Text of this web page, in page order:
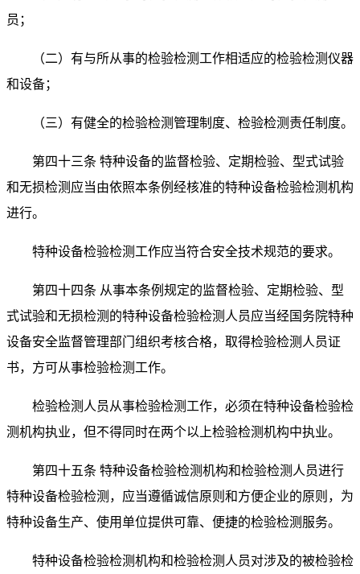
员；
（二）有与所从事的检验检测工作相适应的检验检测仪器
和设备；
（三）有健全的检验检测管理制度、检验检测责任制度。
第四十三条 特种设备的监督检验、定期检验、型式试验
和无损检测应当由依照本条例经核准的特种设备检验检测机构
进行。
特种设备检验检测工作应当符合安全技术规范的要求。
第四十四条 从事本条例规定的监督检验、定期检验、型
式试验和无损检测的特种设备检验检测人员应当经国务院特种
设备安全监督管理部门组织考核合格，取得检验检测人员证
书，方可从事检验检测工作。
检验检测人员从事检验检测工作，必须在特种设备检验检
测机构执业，但不得同时在两个以上检验检测机构中执业。
第四十五条 特种设备检验检测机构和检验检测人员进行
特种设备检验检测，应当遵循诚信原则和方便企业的原则，为
特种设备生产、使用单位提供可靠、便捷的检验检测服务。
特种设备检验检测机构和检验检测人员对涉及的被检验检